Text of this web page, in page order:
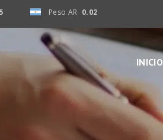
Peso AR 0.021 0.036
INICIO